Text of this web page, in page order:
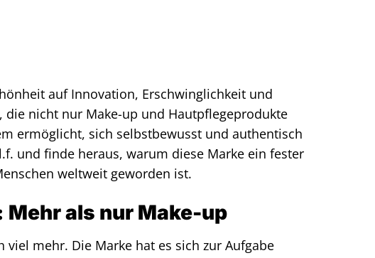
auf Innovation, Erschwinglichkeit und
nicht nur Make-up und Hautpflegeprodukte
ermöglicht, sich selbstbewusst und authentisch
und finde heraus, warum diese Marke ein fester
weltweit geworden ist.
als nur Make-up
viel mehr. Die Marke hat es sich zur Aufgabe